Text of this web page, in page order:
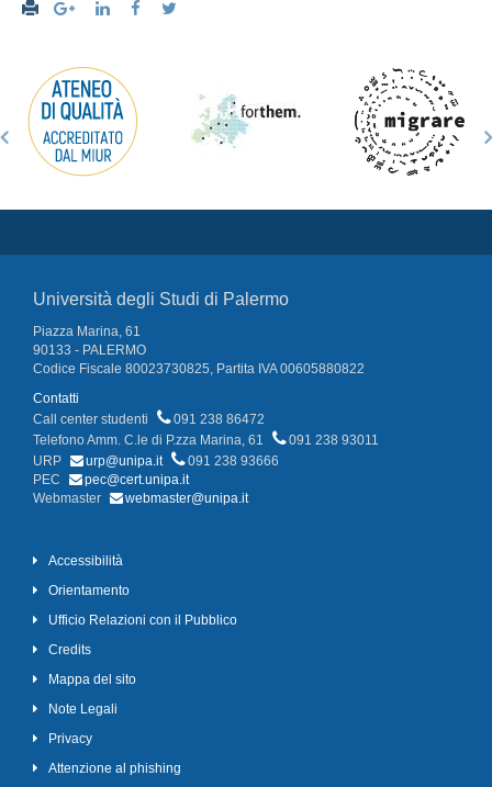
Università degli Studi di Palermo
Piazza Marina, 61
90133 - PALERMO
Codice Fiscale 80023730825, Partita IVA 00605880822
Contatti
Call center studenti
091 238 86472
Telefono Amm. C.le di P.zza Marina, 61
091 238 93011
URP
urp@unipa.it
091 238 93666
PEC
pec@cert.unipa.it
Webmaster
webmaster@unipa.it
Accessibilità
Orientamento
Ufficio Relazioni con il Pubblico
Credits
Mappa del sito
Note Legali
Privacy
Attenzione al phishing